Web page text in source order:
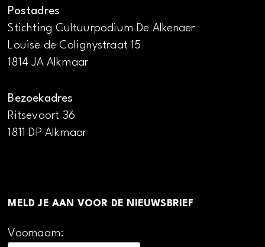
Postadres
Stichting Cultuurpodium De Alkenaer
Louise de Colignystraat 15
1814 JA Alkmaar
Bezoekadres
Ritsevoort 36
1811 DP Alkmaar
MELD JE AAN VOOR DE NIEUWSBRIEF
Voornaam: